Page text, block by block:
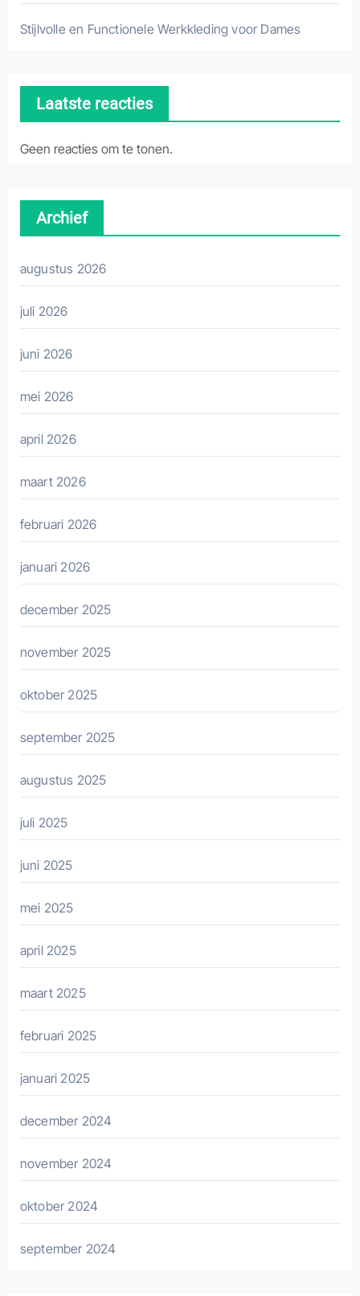
Stijlvolle en Functionele Werkkleding voor Dames
Laatste reacties
Geen reacties om te tonen.
Archief
augustus 2026
juli 2026
juni 2026
mei 2026
april 2026
maart 2026
februari 2026
januari 2026
december 2025
november 2025
oktober 2025
september 2025
augustus 2025
juli 2025
juni 2025
mei 2025
april 2025
maart 2025
februari 2025
januari 2025
december 2024
november 2024
oktober 2024
september 2024